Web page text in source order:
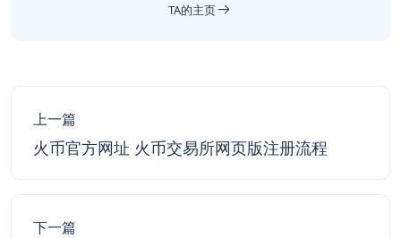
TA的主页
上一篇
火币官方网址 火币交易所网页版注册流程
下一篇